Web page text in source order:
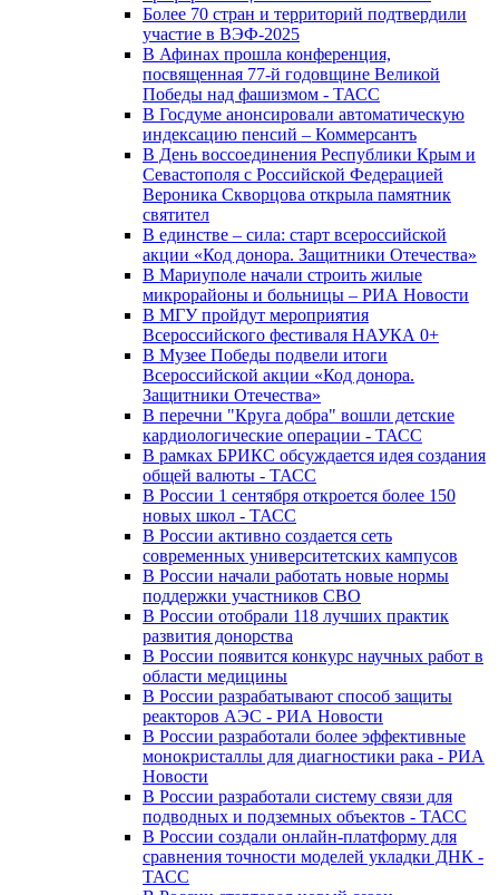
Более 70 стран и территорий подтвердили
участие в ВЭФ-2025
В Афинах прошла конференция,
посвященная 77-й годовщине Великой
Победы над фашизмом - ТАСС
В Госдуме анонсировали автоматическую
индексацию пенсий – Коммерсантъ
В День воссоединения Республики Крым и
Севастополя с Российской Федерацией
Вероника Скворцова открыла памятник
святител
В единстве – сила: старт всероссийской
акции «Код донора. Защитники Отечества»
В Мариуполе начали строить жилые
микрорайоны и больницы – РИА Новости
В МГУ пройдут мероприятия
Всероссийского фестиваля НАУКА 0+
В Музее Победы подвели итоги
Всероссийской акции «Код донора.
Защитники Отечества»
В перечни "Круга добра" вошли детские
кардиологические операции - ТАСС
В рамках БРИКС обсуждается идея создания
общей валюты - ТАСС
В России 1 сентября откроется более 150
новых школ - ТАСС
В России активно создается сеть
современных университетских кампусов
В России начали работать новые нормы
поддержки участников СВО
В России отобрали 118 лучших практик
развития донорства
В России появится конкурс научных работ в
области медицины
В России разрабатывают способ защиты
реакторов АЭС - РИА Новости
В России разработали более эффективные
монокристаллы для диагностики рака - РИА
Новости
В России разработали систему связи для
подводных и подземных объектов - ТАСС
В России создали онлайн-платформу для
сравнения точности моделей укладки ДНК -
ТАСС